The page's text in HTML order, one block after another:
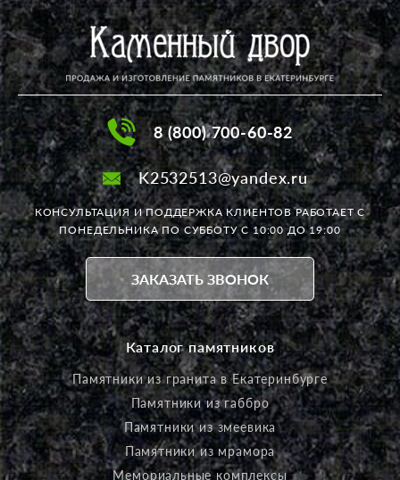
8 (800) 700-60-82
K2532513@yandex.ru
КОНСУЛЬТАЦИЯ И ПОДДЕРЖКА КЛИЕНТОВ РАБОТАЕТС
ПОНЕДЕЛЬНИКА ПО СУББОТУ С 10:00 ДО 19:00
ЗАКАЗАТЬ ЗВОНОК
Каталог памятников
Памятники из гранита в Екатеринбурге
Памятники из габбро
Памятники из змеевика
Памятники из мрамора
Мемориальные комплексы